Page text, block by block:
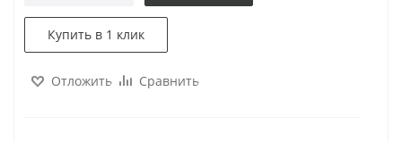
Купить в 1 клик
Отложить Сравнить